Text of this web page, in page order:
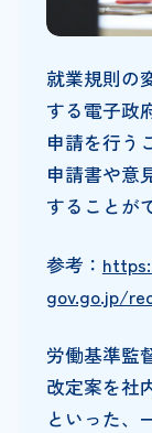
就業規則の
する電子政
申請を行う
申請書や意
することが
参考：
gov.go.jp/
労働基準監
改定案を社
といった、